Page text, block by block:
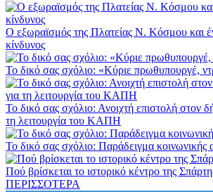
Ο εξωραϊσμός της Πλατείας Ν. Κόσμου και
κίνδυνος
Το δικό σας σχόλιο: «Κύριε πρωθυπουργέ,
Το δικό σας σχόλιο: Ανοιχτή επιστολή στον
τη λειτουργία του ΚΑΠΗ
Το δικό σας σχόλιο: Παράδειγμα κοινωνικής
Πού βρίσκεται το ιστορικό κέντρο της
ΠΕΡΙΣΣΟΤΕΡΑ